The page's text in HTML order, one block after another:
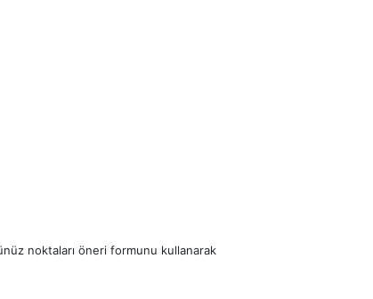
noktaları öneri formunu kullanarak